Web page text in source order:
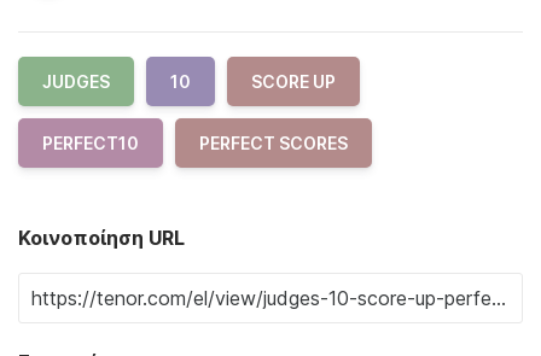
JUDGES 10 SCORE UP
PERFECT10 PERFECT SCORES
Κοινοποίηση URL